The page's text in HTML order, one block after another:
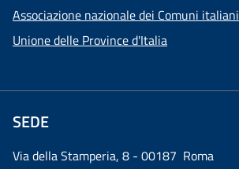
Associazione nazionale dei Comuni italiani
Unione delle Province d'Italia
SEDE
Via della Stamperia, 8 - 00187 Roma